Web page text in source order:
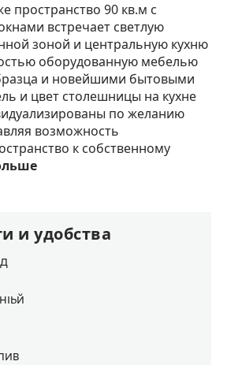
пространство 90 кв.м с
встречает светлую
зоной и центральную кухню
оборудованную мебелью
и новейшими бытовыми
и цвет столешницы на кухне
по желанию
возможность
к собственному
и удобства